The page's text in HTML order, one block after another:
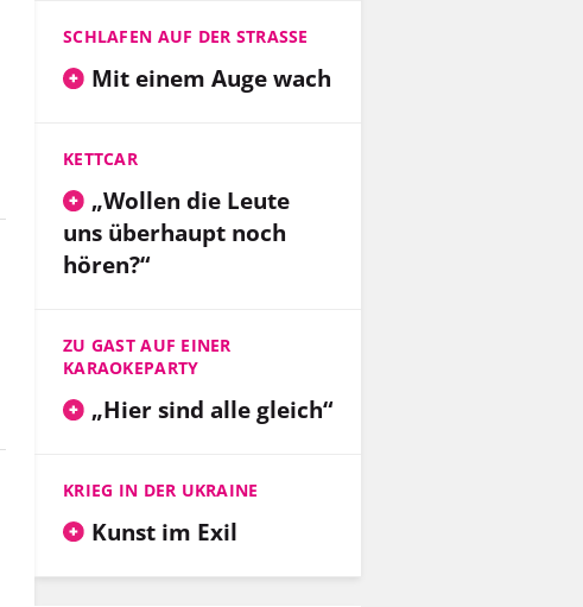
SCHLAFEN AUF DER STRASSE
Mit einem Auge wach
KETTCAR
„Wollen die Leute
uns überhaupt noch
hören?“
ZU GAST AUF EINER
KARAOKEPARTY
„Hier sind alle gleich“
KRIEG IN DER UKRAINE
Kunst im Exil